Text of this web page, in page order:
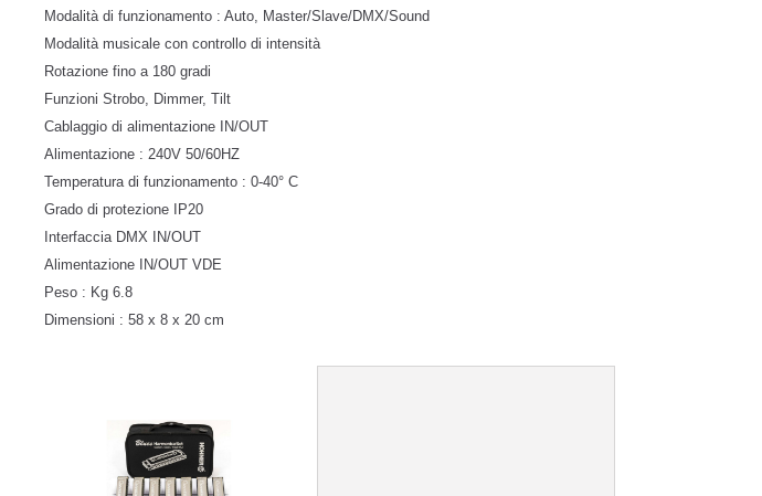
Modalità di funzionamento : Auto, Master/Slave/DMX/Sound
Modalità musicale con controllo di intensità
Rotazione fino a 180 gradi
Funzioni Strobo, Dimmer, Tilt
Cablaggio di alimentazione IN/OUT
Alimentazione : 240V 50/60HZ
Temperatura di funzionamento : 0-40° C
Grado di protezione IP20
Interfaccia DMX IN/OUT
Alimentazione IN/OUT VDE
Peso : Kg 6.8
Dimensioni : 58 x 8 x 20 cm